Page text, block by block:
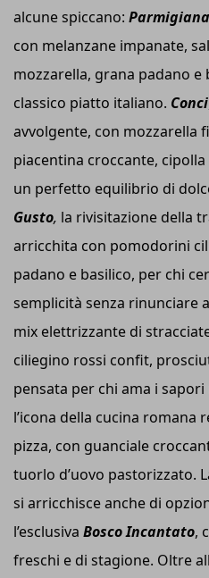
alcune spiccano: Parmigiana
con melanzane impanate,
mozzarella, grana padano
classico piatto italiano. Conci
avvolgente, con mozzarella
piacentina croccante,
un perfetto equilibrio di
Gusto, la rivisitazione della
arricchita con pomodorini
padano e basilico, per chi
semplicità senza rinunciare
mix elettrizzante di
ciliegino rossi confit,
pensata per chi ama i
l’icona della cucina romana
pizza, con guanciale
tuorlo d’uovo pastorizzato.
si arricchisce anche di
l’esclusiva Bosco Incantato,
freschi e di stagione. Oltre